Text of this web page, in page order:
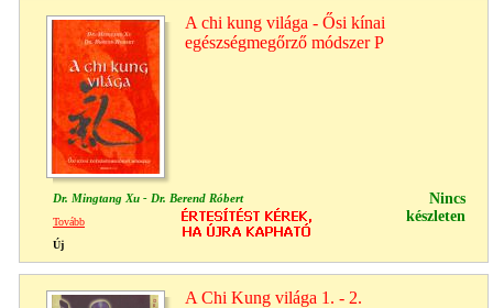
A chi kung világa - Ősi kínai
egészségmegőrző módszer P
Dr. Mingtang Xu - Dr. Berend Róbert
Nincs
készleten
Tovább
Új
A Chi Kung világa 1. - 2.